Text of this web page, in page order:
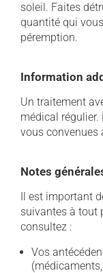
soleil. Faites
quantité qui
péremption.
Information
Un traitement
médical régulier.
vous convenues
Notes
Il est important
suivantes à tout
consultez :
Vos